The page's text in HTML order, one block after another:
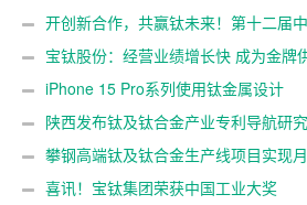
开创新合作，共赢钛未来！第十二届
年5月在苏州举办
宝钛股份：经营业绩增长快 成为金牌
iPhone 15 Pro系列使用钛金属设计
陕西发布钛及钛合金产业专利导航研
攀钢高端钛及钛合金生产线项目实现
喜讯！宝钛集团荣获中国工业大奖